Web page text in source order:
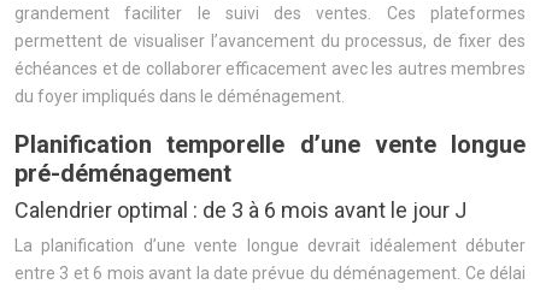
grandement faciliter le suivi des ventes. Ces plateformes
permettent de visualiser l’avancement du processus, de fixer des
échéances et de collaborer efficacement avec les autres membres
du foyer impliqués dans le déménagement.
Planification temporelle d’une vente longue
pré-déménagement
Calendrier optimal : de 3 à 6 mois avant le jour J
La planification d’une vente longue devrait idéalement débuter
entre 3 et 6 mois avant la date prévue du déménagement. Ce délai